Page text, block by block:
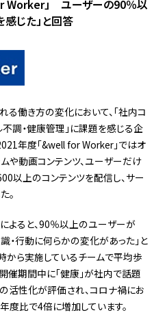
Worker」 ユーザーの90％以
じた」と回答
働き方の変化において、「社内コ
不調・健康管理」に課題を感じる企
年度「&well for Worker」ではオ
や動画コンテンツ、ユーザーだけ
以上のコンテンツを配信し、サー
。
よると、90％以上のユーザーが
識・行動に何らかの変化があった」と
から実施しているチームで平均歩
催期間中に「健康」が社内で話題
活性化が評価され、コロナ禍にお
比で4倍に増加しています。